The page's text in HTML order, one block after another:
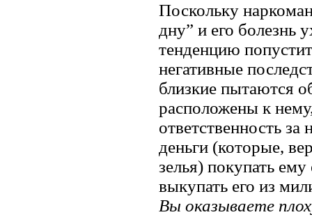
Поскольку
дну” и его болезнь
тенденцию
негативные
близкие пытаются
расположены к
ответственность
деньги (которые,
зелья) покупать
выкупать его из
Вы оказываете